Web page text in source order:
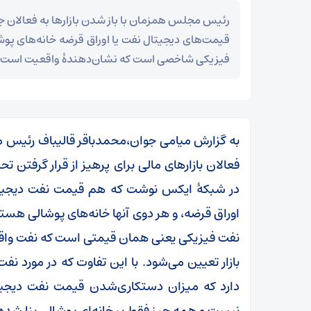
رئیس مجلس همزمان با باز شدن بازار‌ها به فعالان
قیمت‌های دیجیتال نفت یا اوراق قرضه خانه‌های
فیزیکی شاخصی است که نشان‌دهندهٔ واقعیت
به گزارش میامی جوان،محمدباقر قالیباف
فعالان بازار‌های مالی برای پرهیز از قرار
در شبکهٔ ایکس نوشت که هم قیمت نفت
اوراق قرضه، و هر دوی آنها خانه‌های پوشالی
نفت فیزیکی یعنی همان قیمتی است که نفت
بازار تعیین می‌شود. با این تفاوت که در
دارد که میزان دستکاری‌شدن قیمت نفت
عراقچی در پیامی درگذشت ابوالقاسم قاسم‌زاده را
تسلیت گفت